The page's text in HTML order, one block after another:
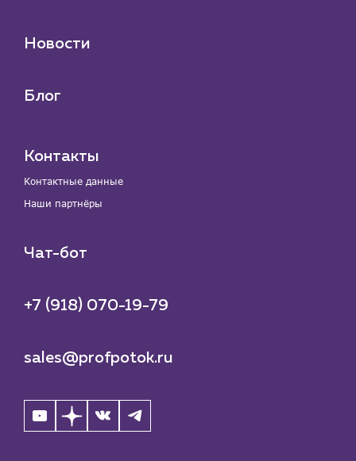
Новости
Блог
Контакты
Контактные данные
Наши партнёры
Чат-бот
+7 (918) 070-19-79
sales@profpotok.ru